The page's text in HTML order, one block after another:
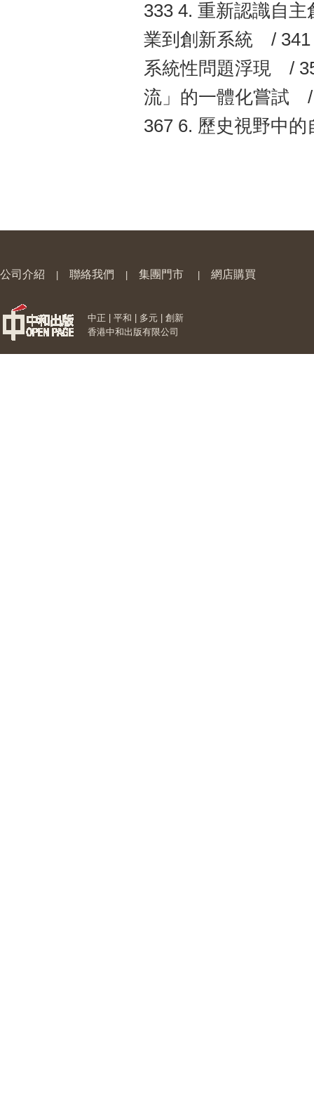
333 4. 重新認識自
業到創新系統 / 341
系統性問題浮現 /
流」的一體化嘗試
367 6. 歷史視野中
公司介紹 聯絡我們 集團門市 網店購買
中正 | 平和 | 多元 | 創新
香港中和出版有限公司